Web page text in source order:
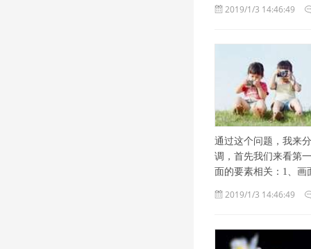
2019/1/3 14:46:49
通过这个问题，我来
调，首先我们来看第
面的要素相关：1、画
2019/1/3 14:46:49